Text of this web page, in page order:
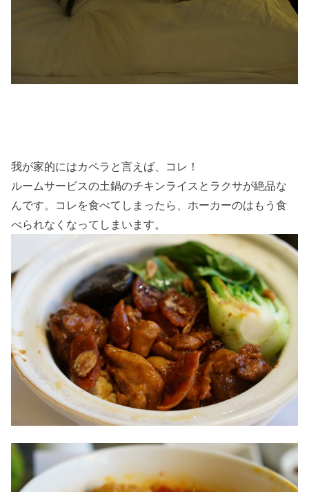
我が家的にはカペラと言えば、コレ！
ルームサービスの土鍋のチキンライスとラクサが絶品な
んです。コレを食べてしまったら、ホーカーのはもう食
べられなくなってしまいます。